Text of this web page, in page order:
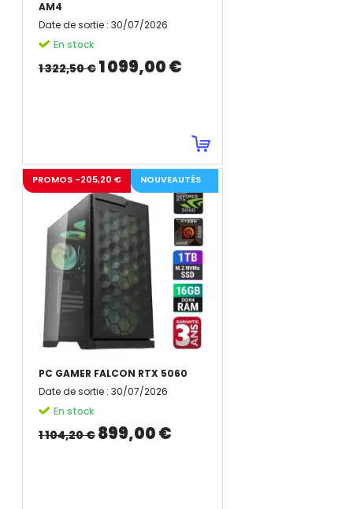
AM4
Date de sortie : 30/07/2026
En stock
1 322,50 € 1 099,00 €
PC GAMER FALCON RTX 5060
Date de sortie : 30/07/2026
En stock
1 104,20 € 899,00 €
PROMOS -205,20 € NOUVEAUTÉS